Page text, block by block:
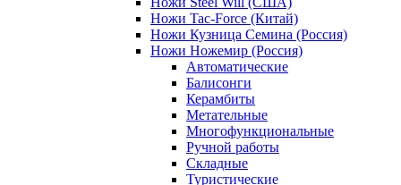
Ножи Tac-Force (Китай)
Ножи Кузница Семина (Россия)
Ножи Ножемир (Россия)
Автоматические
Балисонги
Керамбиты
Метательные
Многофункциональные
Ручной работы
Складные
Туристические